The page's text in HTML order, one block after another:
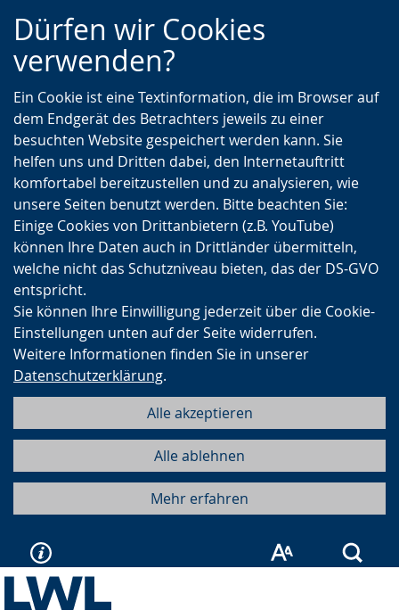
Zur
Hauptnavigation
Zur
Seitennavigation
Zum
Inhalt
Dürfen wir Cookies
verwenden?
Ein Cookie ist eine Textinformation, die im Browser auf
dem Endgerät des Betrachters jeweils zu einer
besuchten Website gespeichert werden kann. Sie
helfen uns und Dritten dabei, den Internetauftritt
komfortabel bereitzustellen und zu analysieren, wie
unsere Seiten benutzt werden. Bitte beachten Sie:
Einige Cookies von Drittanbietern (z.B. YouTube)
können Ihre Daten auch in Drittländer übermitteln,
welche nicht das Schutzniveau bieten, das der DS-GVO
entspricht.
Sie können Ihre Einwilligung jederzeit über die Cookie-
Einstellungen unten auf der Seite widerrufen.
Weitere Informationen finden Sie in unserer
Datenschutzerklärung.
Alle akzeptieren
Alle ablehnen
Mehr erfahren